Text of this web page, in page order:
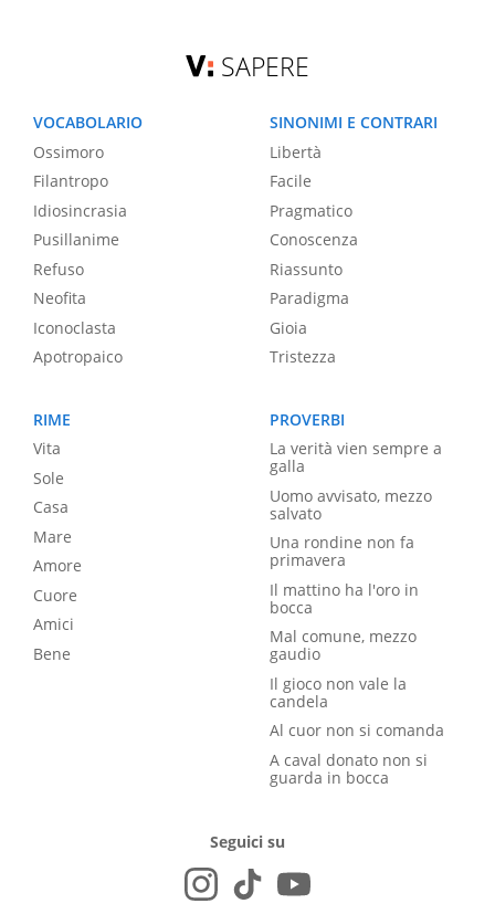
SAPERE
VOCABOLARIO
Ossimoro
Filantropo
Idiosincrasia
Pusillanime
Refuso
Neofita
Iconoclasta
Apotropaico
SINONIMI E CONTRARI
Libertà
Facile
Pragmatico
Conoscenza
Riassunto
Paradigma
Gioia
Tristezza
RIME
Vita
Sole
Casa
Mare
Amore
Cuore
Amici
Bene
PROVERBI
La verità vien sempre a
galla
Uomo avvisato, mezzo
salvato
Una rondine non fa
primavera
Il mattino ha l'oro in
bocca
Mal comune, mezzo
gaudio
Il gioco non vale la
candela
Al cuor non si comanda
A caval donato non si
guarda in bocca
Seguici su